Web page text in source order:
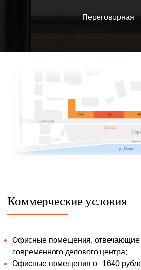
Переговорная
Коммерческие условия
Офисные помещения, отвечающие
современного делового центра;
Офисные помещения от 1640